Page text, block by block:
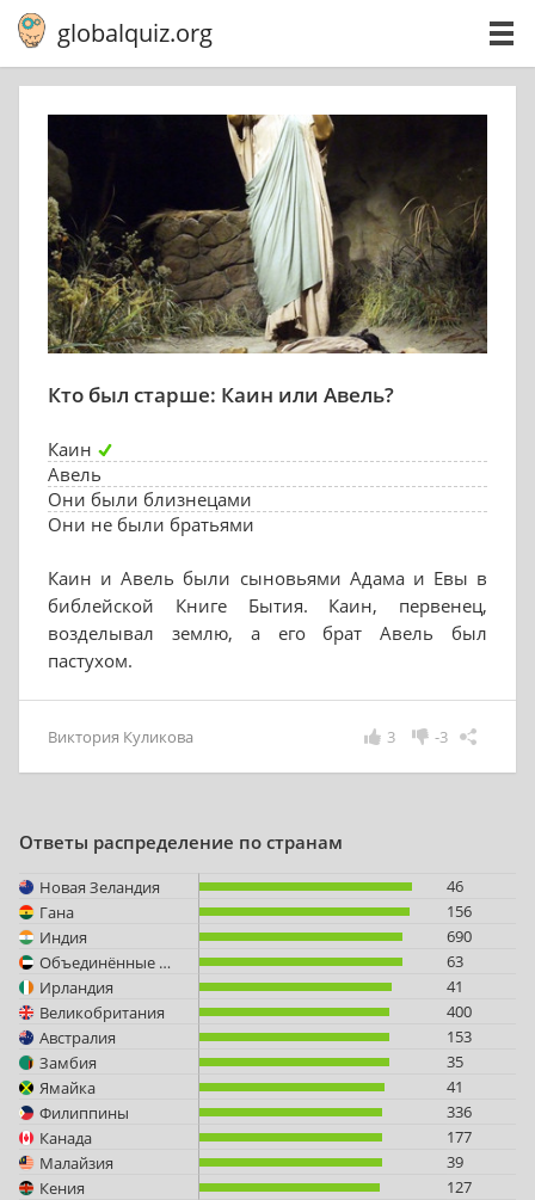
globalquiz.org
Кто был старше: Каин или Авель?
Каин
Авель
Они были близнецами
Они не были братьями
Каин и Авель были сыновьями Адама и Евы в
библейской Книге Бытия. Каин, первенец,
возделывал землю, а его брат Авель был
пастухом.
Виктория Куликова -3
3
Ответы распределение по странам
Новая Зеландия
46
Гана
156
Индия
690
Объединённые Арабские Эмираты
63
Ирландия
41
Великобритания
400
Австралия
153
Замбия
35
Ямайка
41
Филиппины
336
Канада
177
Малайзия
39
Кения
127